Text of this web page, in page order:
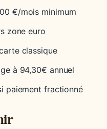
€/mois minimum
zone euro
classique
à 94,30€ annuel
paiement fractionné